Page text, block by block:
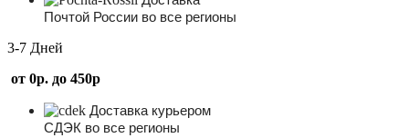
Почтой России во все регионы
3-7 Дней
от 0р. до 450р
Доставка курьером
СДЭК во все регионы